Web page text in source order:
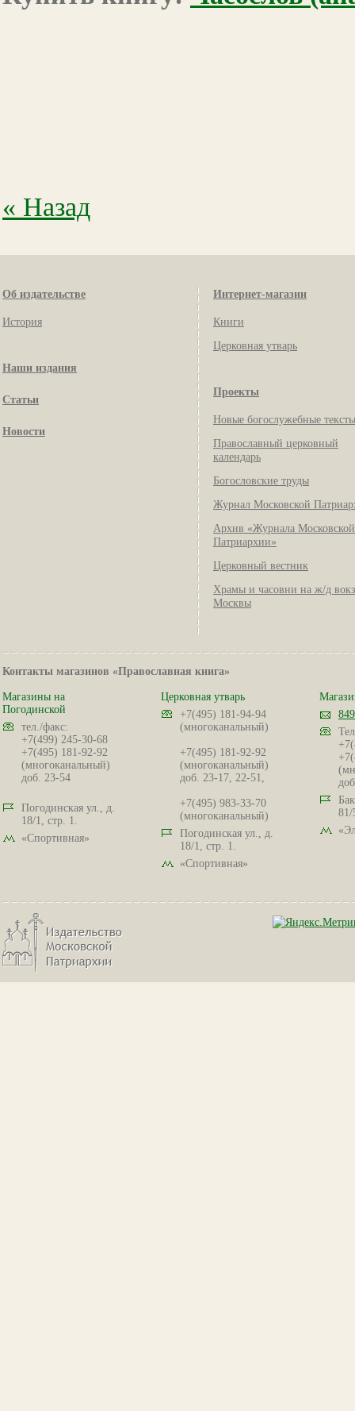
« Назад
Об издательстве
История
Наши издания
Статьи
Новости
Интернет-магазин
Книги
Церковная утварь
Проекты
Новые богослужебные тексты
Православный церковный
календарь
Богословские труды
Журнал Московской
Архив «Журнала Московской
Патриархии»
Церковный вестник
Храмы и часовни на ж/д
Москвы
Контакты магазинов «Православная книга»
Магазины на
Погодинской
тел./факс:
+7(499) 245-30-68
+7(495) 181-92-92
(многоканальный)
доб. 23-54
Погодинская ул., д.
18/1, стр. 1.
«Спортивная»
Церковная утварь
+7(495) 181-94-94
(многоканальный)
+7(495) 181-92-92
(многоканальный)
доб. 23-17, 22-51,
+7(495) 983-33-70
(многоканальный)
Погодинская ул., д.
18/1, стр. 1.
«Спортивная»
81/